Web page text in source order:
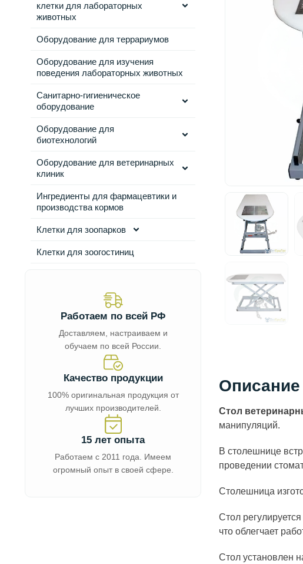
клетки для лабораторных
животных
Оборудование для террариумов
Оборудование для изучения
поведения лабораторных животных
Санитарно-гигиеническое
оборудование
Оборудование для
биотехнологий
Оборудование для ветеринарных
клиник
Ингредиенты для фармацевтики и
производства кормов
Клетки для зоопарков
Клетки для зоогостиниц
Работаем по всей РФ
Доставляем, настраиваем и
обучаем по всей России.
Качество продукции
100% оригинальная продукция от
лучших производителей.
15 лет опыта
Работаем с 2011 года. Имеем
огромный опыт в своей сфере.
Описание
Стол
манипуляций.
В столешнице
проведении
Столешница
Стол
что облегчает
Стол установлен